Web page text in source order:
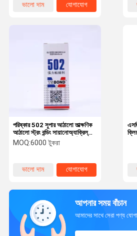
ভালো দাম যোগাযোগ
পরিষ্কার 502 সুপার আঠালো তাত্ক্ষণিক
আঠালো স্ট্রং বন্ডিং সায়ানোঅ্যাক্রিল্যাট
আঠালো জন্য ধাতু প্লাস্টিক কাঠ
MOQ:6000 টুকরা
ভালো দাম যোগাযোগ
আপনার সময় বাঁচান
আমাদের সাথে সেরা পণ্য